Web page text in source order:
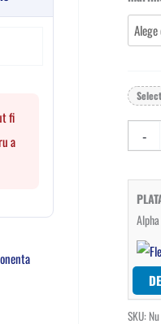
fi
a
-
SKU: